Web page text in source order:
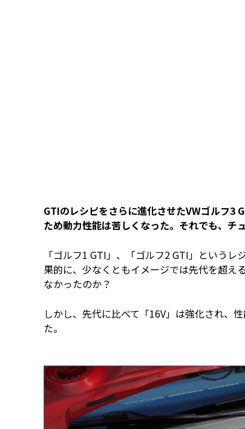
GTIのレシピをさらに進化させたVWゴルフ3
ため動力性能は苦しくなった。それでも、チ
「ゴルフ1 GTI」、「ゴルフ2 GTI」という
果的に、少なくともイメージでは先代を超え
なかったのか？
しかし、先代に比べて「16V」は強化され、
た。